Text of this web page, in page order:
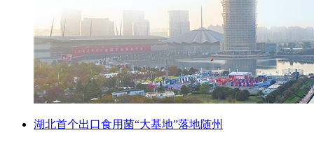
湖北首个出口食用菌“大基地”落地随州